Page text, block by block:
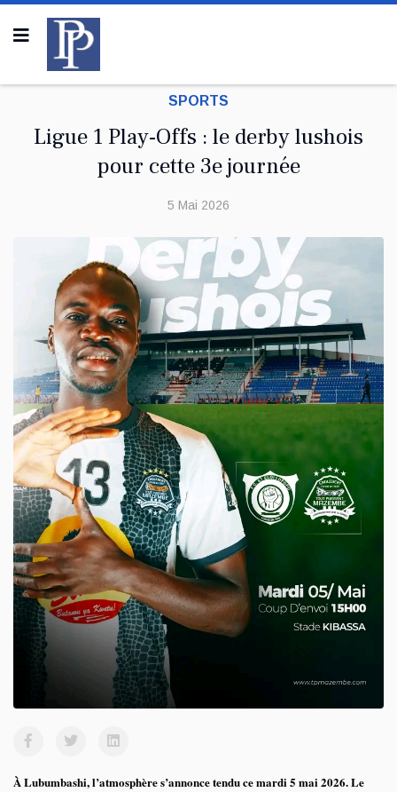
SPORTS
Ligue 1 Play-Offs : le derby lushois
pour cette 3e journée
5 Mai 2026
À Lubumbashi, l’atmosphère s’annonce tendu ce mardi 5 mai 2026. Le